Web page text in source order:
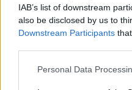
IAB’s list of downstream
also be disclosed by us to
Downstream Participants
Please note that this
Personal Data
saranno in vigore i
regolamentare lasosta
Aree di sosta dedicate